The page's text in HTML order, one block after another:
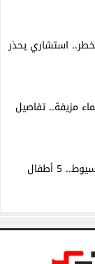
استشاري يحذر
مزيفة.. تفاصيل
وفاة مفاجئة داخل قطار بأسيوط.. 5 أطفال